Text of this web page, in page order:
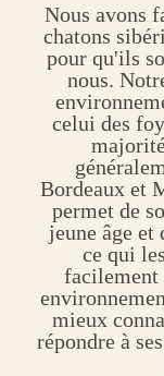
Nous avons
chatons
pour qu'ils
nous.
celui des
Bordeaux et
permet de
jeune âge
ce qui
facilement
mieux
répondre à